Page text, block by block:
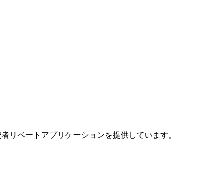
リベートアプリケーションを提供しています。